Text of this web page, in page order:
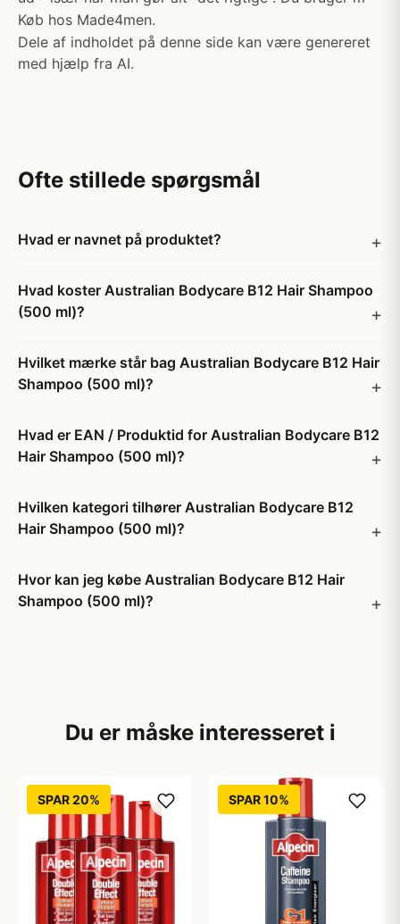
Køb hos Made4men.
Dele af indholdet på denne side kan være genereret
med hjælp fra AI.
Ofte stillede spørgsmål
Hvad er navnet på produktet?
Hvad koster Australian Bodycare B12 Hair Shampoo
(500 ml)?
Hvilket mærke står bag Australian Bodycare B12 Hair
Shampoo (500 ml)?
Hvad er EAN / Produktid for Australian Bodycare B12
Hair Shampoo (500 ml)?
Hvilken kategori tilhører Australian Bodycare B12
Hair Shampoo (500 ml)?
Hvor kan jeg købe Australian Bodycare B12 Hair
Shampoo (500 ml)?
Du er måske interesseret i
SPAR 20% SPAR 10%